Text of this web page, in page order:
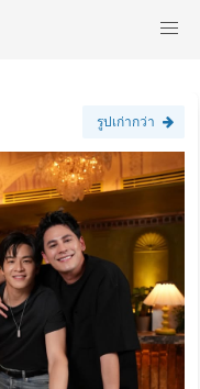
รูปเก่ากว่า